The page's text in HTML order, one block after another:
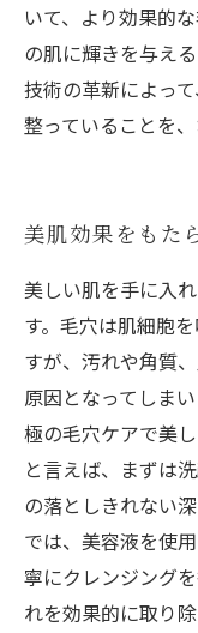
いて、より効果的
の肌に輝きを与え
技術の革新によっ
整っていることを
美肌効果をもた
美しい肌を手に入
す。毛穴は肌細胞
すが、汚れや角質
原因となってしま
極の毛穴ケアで美
と言えば、まずは
の落としきれない
では、美容液を使
寧にクレンジング
れを効果的に取り